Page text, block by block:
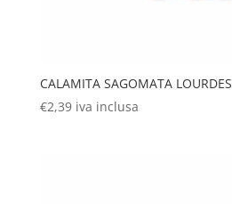
CALAMITA SAGOMATA LOURDES
€2,39 iva inclusa